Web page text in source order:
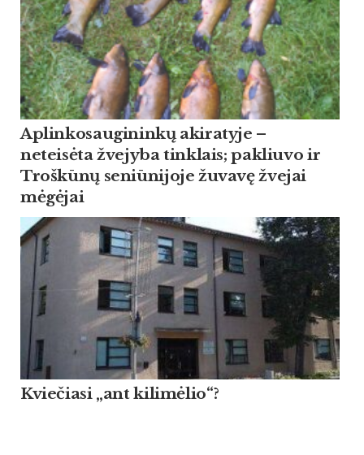
Aplinkosaugininkų akiratyje –
neteisėta žvejyba tinklais; pakliuvo ir
Troškūnų seniūnijoje žuvavę žvejai
mėgėjai
Kviečiasi „ant kilimėlio“?